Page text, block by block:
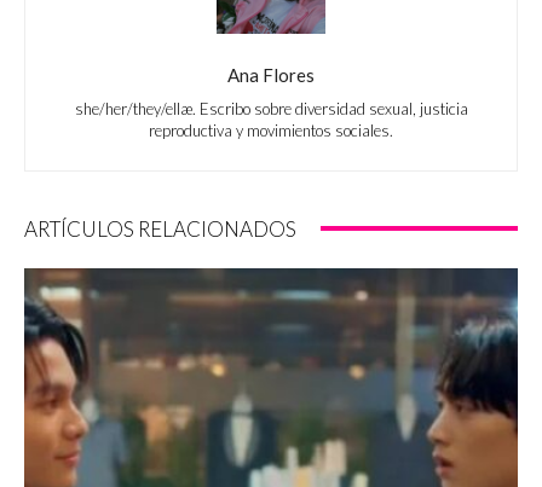
Ana Flores
she/her/they/ellæ. Escribo sobre diversidad sexual, justicia
reproductiva y movimientos sociales.
ARTÍCULOS RELACIONADOS